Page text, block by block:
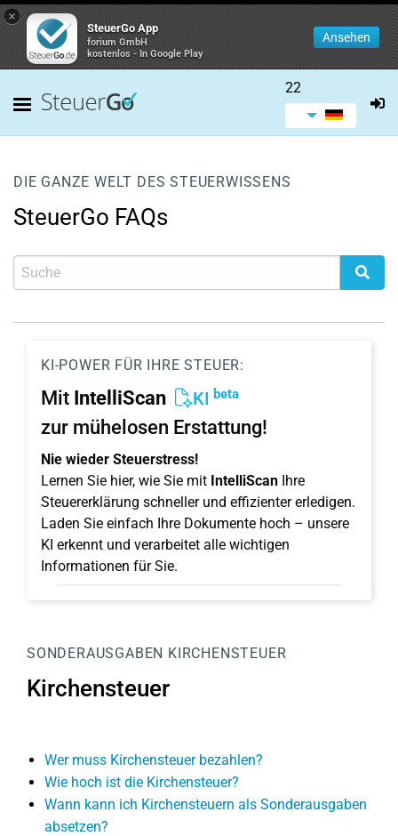
×
SteuerGo App
forium GmbH
kostenlos - In Google Play
Ansehen
22
DIE GANZE WELT DES STEUERWISSENS
SteuerGo FAQs
KI-POWER FÜR IHRE STEUER:
Mit IntelliScan KI beta
zur mühelosen Erstattung!
Nie wieder Steuerstress!
Lernen Sie hier, wie Sie mit IntelliScan Ihre
Steuererklärung schneller und effizienter erledigen.
Laden Sie einfach Ihre Dokumente hoch – unsere
KI erkennt und verarbeitet alle wichtigen
Informationen für Sie.
SONDERAUSGABEN KIRCHENSTEUER
Kirchensteuer
Wer muss Kirchensteuer bezahlen?
Wie hoch ist die Kirchensteuer?
Wann kann ich Kirchensteuern als Sonderausgaben
absetzen?